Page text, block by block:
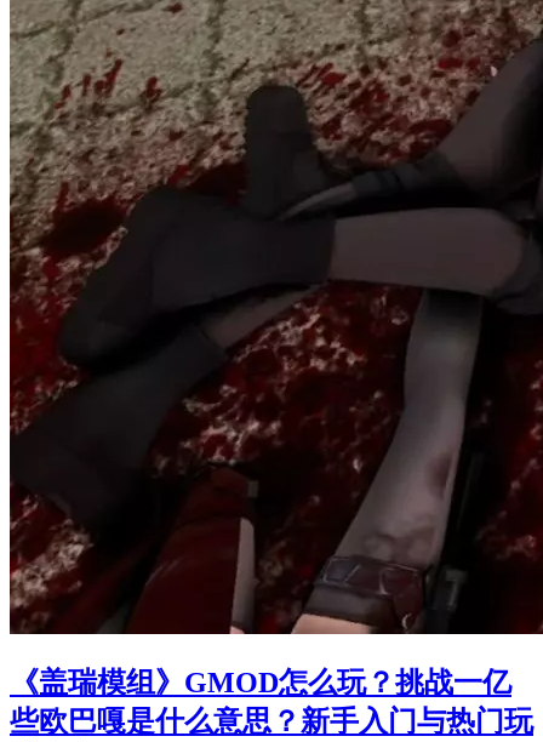
《盖瑞模组》GMOD怎么玩？挑战一亿
些欧巴嘎是什么意思？新手入门与热门玩